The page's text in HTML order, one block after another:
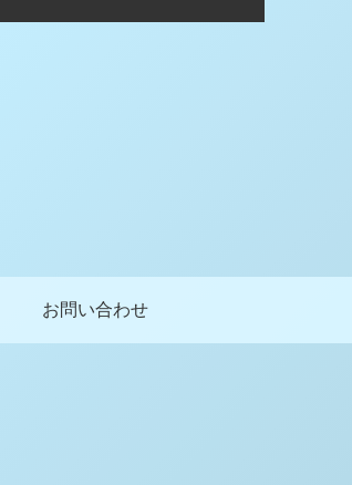
お問い合わせ